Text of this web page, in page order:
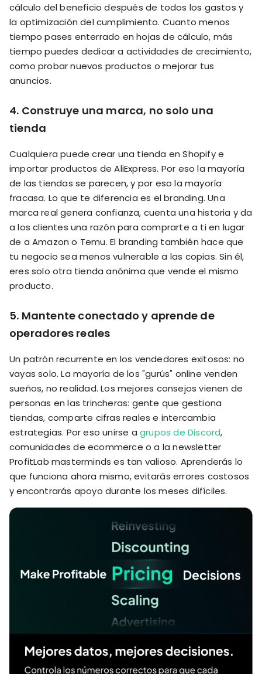
cálculo del beneficio después de todos los gastos y
la optimización del cumplimiento. Cuanto menos
tiempo pases enterrado en hojas de cálculo, más
tiempo puedes dedicar a actividades de crecimiento,
como probar nuevos productos o mejorar tus
anuncios.
4. Construye una marca, no solo una
tienda
Cualquiera puede crear una tienda en Shopify e
importar productos de AliExpress. Por eso la mayoría
de las tiendas se parecen, y por eso la mayoría
fracasa. Lo que te diferencia es el branding. Una
marca real genera confianza, cuenta una historia y da
a los clientes una razón para comprarte a ti en lugar
de a Amazon o Temu. El branding también hace que
tu negocio sea menos vulnerable a las copias. Sin él,
eres solo otra tienda anónima que vende el mismo
producto.
5. Mantente conectado y aprende de
operadores reales
Un patrón recurrente en los vendedores exitosos: no
vayas solo. La mayoría de los "gurús" online venden
sueños, no realidad. Los mejores consejos vienen de
personas en las trincheras: gente que gestiona
tiendas, comparte cifras reales e intercambia
estrategias. Por eso unirse a grupos de Discord,
comunidades de ecommerce o a la newsletter
ProfitLab masterminds es tan valioso. Aprenderás lo
que funciona ahora mismo, evitarás errores costosos
y encontrarás apoyo durante los meses difíciles.